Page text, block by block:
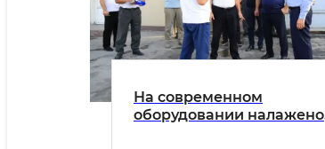
На современном
оборудовании налажено